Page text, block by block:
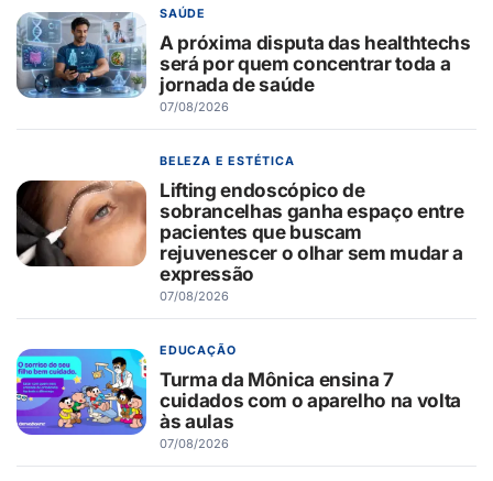
SAÚDE
A próxima disputa das healthtechs
será por quem concentrar toda a
jornada de saúde
07/08/2026
BELEZA E ESTÉTICA
Lifting endoscópico de
sobrancelhas ganha espaço entre
pacientes que buscam
rejuvenescer o olhar sem mudar a
expressão
07/08/2026
EDUCAÇÃO
Turma da Mônica ensina 7
cuidados com o aparelho na volta
às aulas
07/08/2026